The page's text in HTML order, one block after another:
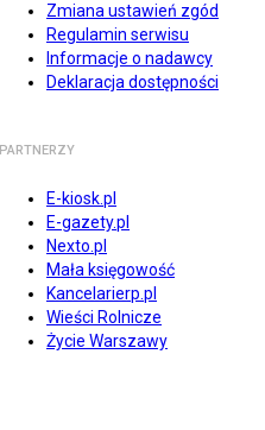
Zmiana ustawień zgód
Regulamin serwisu
Informacje o nadawcy
Deklaracja dostępności
PARTNERZY
E-kiosk.pl
E-gazety.pl
Nexto.pl
Mała księgowość
Kancelarierp.pl
Wieści Rolnicze
Życie Warszawy